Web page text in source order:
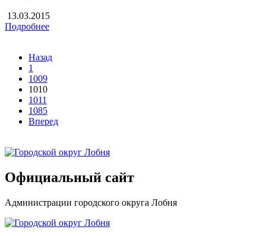
13.03.2015
Подробнее
Назад
1
1009
1010
1011
1085
Вперед
Официальный сайт
Администрации городского округа Лобня